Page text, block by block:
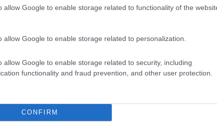
allow Google to enable storage related to functionality of the
allow Google to enable storage related to personalization.
allow Google to enable storage related to security, including
functionality and fraud prevention, and other user protection.
CONFIRM
competenze con la nostra innovazione
al problema delle emissioni di
presidente e ceo di newcleo, Stefano
la società abbia ambito a “contribuire ad
energia pulita, sostenibile e
comunità e delle imprese”.